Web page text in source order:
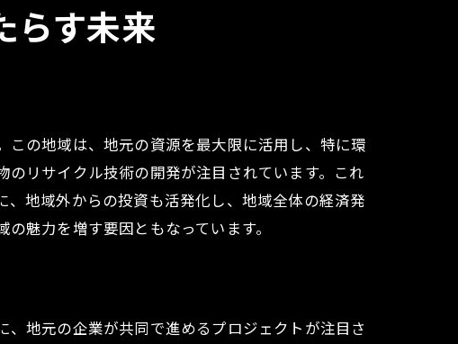
らす未来
の地域は、地元の資源を最大限に活用し、特に環
リサイクル技術の開発が注目されています。これ
地域外からの投資も活発化し、地域全体の経済発
魅力を増す要因ともなっています。
地元の企業が共同で進めるプロジェクトが注目さ